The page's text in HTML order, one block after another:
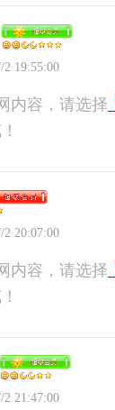
2 19:55:00
内容，请选择
2 20:07:00
内容，请选择
2 21:47:00